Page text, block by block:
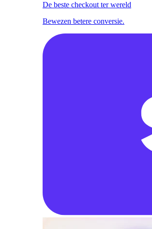
De beste checkout ter wereld
Bewezen betere conversie.